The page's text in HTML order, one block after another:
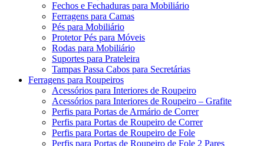
Fechos e Fechaduras para Mobiliário
Ferragens para Camas
Pés para Mobiliário
Protetor Pés para Móveis
Rodas para Mobiliário
Suportes para Prateleira
Tampas Passa Cabos para Secretárias
Ferragens para Roupeiros
Acessórios para Interiores de Roupeiro
Acessórios para Interiores de Roupeiro – Grafite
Perfis para Portas de Armário de Correr
Perfis para Portas de Roupeiro de Correr
Perfis para Portas de Roupeiro de Fole
Perfis para Portas de Roupeiro de Fole 2 Pares